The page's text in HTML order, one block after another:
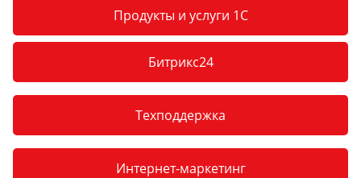
Продукты и услуги 1С
Битрикс24
Техподдержка
Интернет-маркетинг